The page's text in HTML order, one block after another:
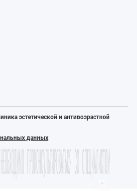
эстетической и антивозрастной
данных